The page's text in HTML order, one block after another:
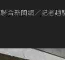
聯合新聞網／記者趙